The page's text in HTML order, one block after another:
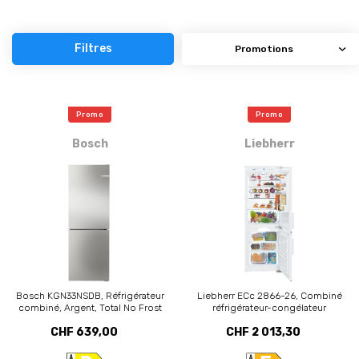
Filtres
Promo
Bosch
Bosch KGN33NSDB, Réfrigérateur
combiné, Argent, Total No Frost
CHF 639,00
Promo
Liebherr
Liebherr ECc 2866-26, Combiné
réfrigérateur-congélateur
CHF 2 013,30